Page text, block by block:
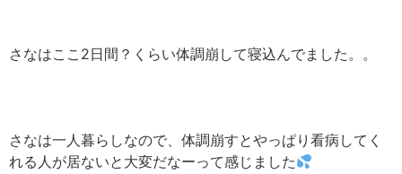
さなはここ2日間？くらい体調崩して寝込んでました。。
さなは一人暮らしなので、体調崩すとやっぱり看病してく
れる人が居ないと大変だなーって感じました